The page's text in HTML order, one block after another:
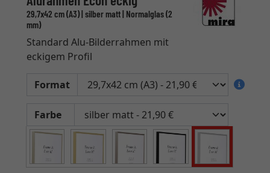
29,7x42 cm (A3) | silber matt | Normalglas (2
mm)
Standard Alu-Bilderrahmen mit
eckigem Profil
Format
Farbe